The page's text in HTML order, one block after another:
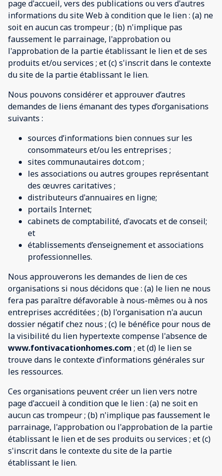
page d'accueil, vers des publications ou vers d'autres
informations du site Web à condition que le lien : (a) ne
soit en aucun cas trompeur ; (b) n'implique pas
faussement le parrainage, l'approbation ou
l'approbation de la partie établissant le lien et de ses
produits et/ou services ; et (c) s'inscrit dans le contexte
du site de la partie établissant le lien.
Nous pouvons considérer et approuver d’autres
demandes de liens émanant des types d’organisations
suivants :
sources d’informations bien connues sur les
consommateurs et/ou les entreprises ;
sites communautaires dot.com ;
les associations ou autres groupes représentant
des œuvres caritatives ;
distributeurs d'annuaires en ligne;
portails Internet;
cabinets de comptabilité, d'avocats et de conseil;
et
établissements d’enseignement et associations
professionnelles.
Nous approuverons les demandes de lien de ces
organisations si nous décidons que : (a) le lien ne nous
fera pas paraître défavorable à nous-mêmes ou à nos
entreprises accréditées ; (b) l'organisation n'a aucun
dossier négatif chez nous ; (c) le bénéfice pour nous de
la visibilité du lien hypertexte compense l'absence de
www.fontivacationhomes.com ; et (d) le lien se
trouve dans le contexte d’informations générales sur
les ressources.
Ces organisations peuvent créer un lien vers notre
page d'accueil à condition que le lien : (a) ne soit en
aucun cas trompeur ; (b) n'implique pas faussement le
parrainage, l'approbation ou l'approbation de la partie
établissant le lien et de ses produits ou services ; et (c)
s'inscrit dans le contexte du site de la partie
établissant le lien.